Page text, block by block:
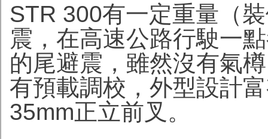
STR 300有一定重量（
震，在高速公路行駛一
的尾避震，雖然沒有氣
有預載調校，外型設計
35mm正立前叉。